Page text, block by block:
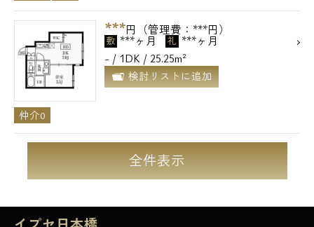
***円（管理費：***円）
敷 ***ヶ月 礼 ***ヶ月
- / 1DK / 25.25m²
検討リストに追加
仲介0
全件表示